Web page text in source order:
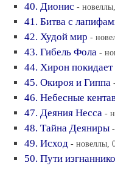
40. Дионис -
41. Битва с
42. Худой мир -
43. Гибель Фола -
44. Хирон
45. Окироя и Гиппа
46. Небесные
47. Деяния Несса -
48. Тайна Деяниры
49. Исход - новеллы,
50. Пути